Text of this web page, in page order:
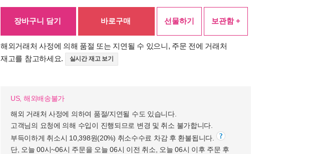
장바구니 담기 바로구매 선물하기 보관함 +
해외거래처 사정에 의해 품절 또는 지연될 수 있으니, 주문 전에 거래처
재고를 참고하세요.
실시간 재고 보기
US, 해외배송불가
해외 거래처 사정에 의하여 품절/지연될 수도 있습니다.
고객님의 요청에 의해 수입이 진행되므로 변경 및 취소 불가합니다.
부득이하게 취소시 10,398원(20%) 취소수수료 차감 후 환불됩니다.
단, 오늘 00시~06시 주문을 오늘 06시 이전 취소, 오늘 06시 이후 주문 후